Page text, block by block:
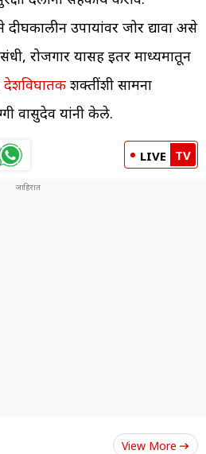
दीर्घकालीन उपायांवर जोर द्यावा असे
रोजगार यासह इतर माध्यमातून
देशविघातक शक्तींशी सामना
वासुदेव यांनी केले.
LIVE TV
View More